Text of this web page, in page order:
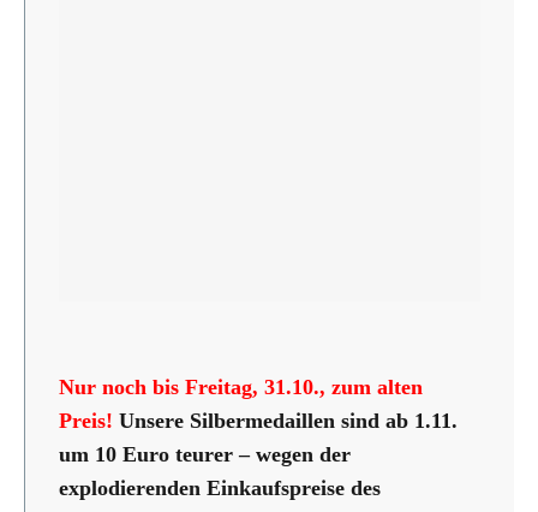
Nur noch bis Freitag, 31.10., zum alten
Preis! Unsere Silbermedaillen sind ab 1.11.
um 10 Euro teurer – wegen der
explodierenden Einkaufspreise des